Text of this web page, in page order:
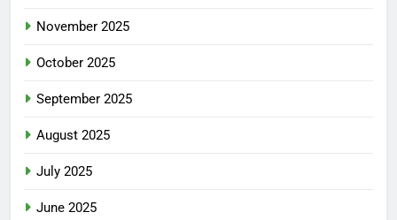
November 2025
October 2025
September 2025
August 2025
July 2025
June 2025